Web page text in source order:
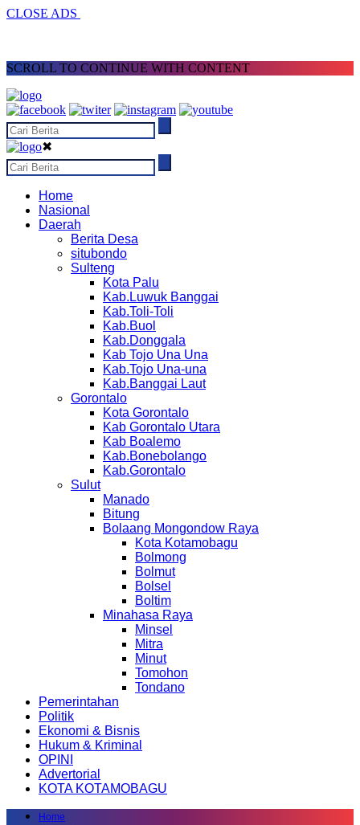
CLOSE ADS
SCROLL TO CONTINUE WITH CONTENT
✖
Home
Nasional
Daerah
Berita Desa
situbondo
Sulteng
Kota Palu
Kab.Luwuk Banggai
Kab.Toli-Toli
Kab.Buol
Kab.Donggala
Kab Tojo Una Una
Kab.Tojo Una-una
Kab.Banggai Laut
Gorontalo
Kota Gorontalo
Kab Gorontalo Utara
Kab Boalemo
Kab.Bonebolango
Kab.Gorontalo
Sulut
Manado
Bitung
Bolaang Mongondow Raya
Kota Kotamobagu
Bolmong
Bolmut
Bolsel
Boltim
Minahasa Raya
Minsel
Mitra
Minut
Tomohon
Tondano
Pemerintahan
Politik
Ekonomi & Bisnis
Hukum & Kriminal
OPINI
Advertorial
KOTA KOTAMOBAGU
Home